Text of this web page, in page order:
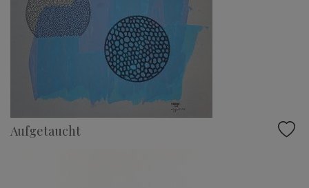
Aufgetaucht